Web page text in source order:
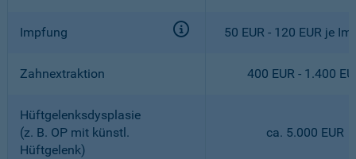
Impfung 50 EUR - 120 EUR je
Zahnextraktion 400 EUR - 1.400
Hüftgelenksdysplasie
(z. B. OP mit künstl.
Hüftgelenk)
ca. 5.000 EUR